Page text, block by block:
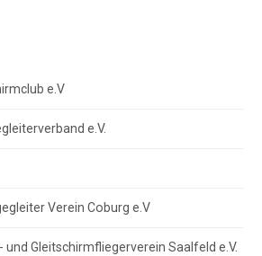
e.V
e.V.
Verein Coburg e.V
Gleitschirmfliegerverein Saalfeld e.V.